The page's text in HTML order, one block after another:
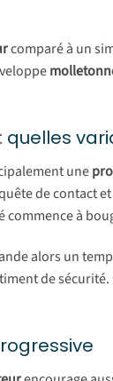
comparé à un
une
de contact
à
alors un
de